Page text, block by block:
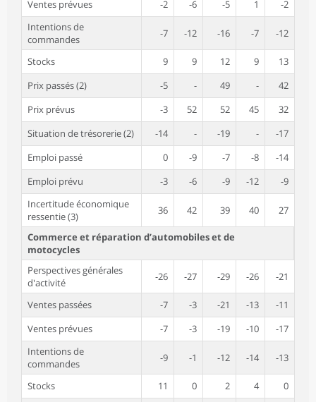
Ventes prévues
-2 -6 -5 1
-2
Intentions de
commandes
-7 -12 -16 -7 -12
Stocks 9 9 12 9
13
Prix passés (2)
-5 - 49 -
42
Prix prévus
-3 52 52 45
32
Situation de trésorerie (2)
-14 - -19 -
-17
Emploi passé
0 -9 -7 -8
-14
Emploi prévu
-3 -6 -9 -12
-9
Incertitude économique
ressentie (3)
36 42 39 40 27
Commerce et réparation d’automobiles et de
motocycles
Perspectives générales
d'activité
-26 -27 -29 -26 -21
Ventes passées -7 -3 -21 -13
-11
Ventes prévues
-7 -3 -19 -10
-17
Intentions de
commandes
-9 -1 -12 -14 -13
Stocks 11 0 2 4
0